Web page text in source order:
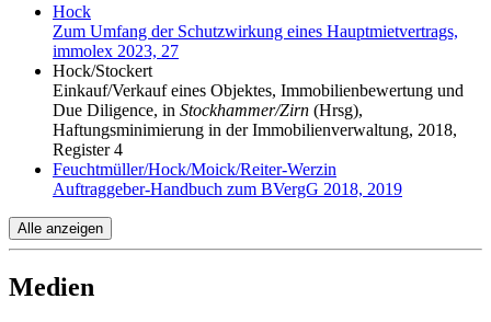
Hock
Zum Umfang der Schutzwirkung eines Hauptmietvertrags,
immolex 2023, 27
Hock/Stockert
Einkauf/Verkauf eines Objektes, Immobilienbewertung und
Due Diligence, in Stockhammer/Zirn (Hrsg),
Haftungsminimierung in der Immobilienverwaltung, 2018,
Register 4
Feuchtmüller/Hock/Moick/Reiter-Werzin
Auftraggeber-Handbuch zum BVergG 2018, 2019
Alle anzeigen
Medien